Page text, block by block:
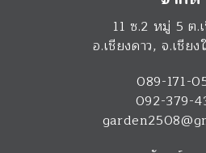
11 ซ.2 หมู่ 5 ต.
อ.เชียงดาว, จ.เชียง
089-171-
092-379-